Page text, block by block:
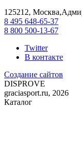
125212,
8 495 648-65-37
8 800 500-13-67
Twitter
В контакте
Создание сайтов
DISPROVE
graciasport.ru, 2026
Каталог